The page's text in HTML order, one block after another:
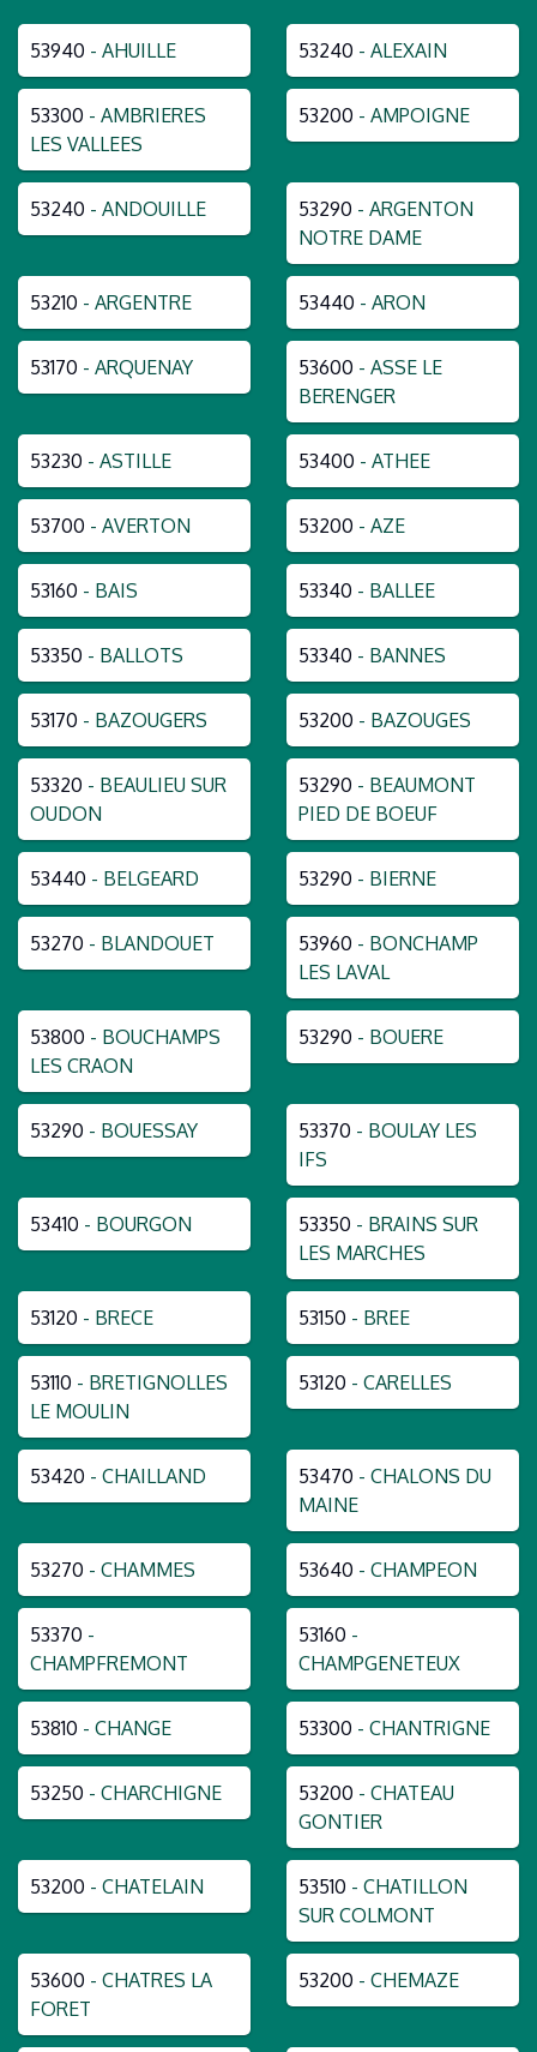
53940 - AHUILLE 53240 - ALEXAIN
53300 - AMBRIERES
LES VALLEES
53200 - AMPOIGNE
53240 - ANDOUILLE 53290 - ARGENTON
NOTRE DAME
53210 - ARGENTRE 53440 - ARON
53170 - ARQUENAY 53600 - ASSE LE
BERENGER
53230 - ASTILLE 53400 - ATHEE
53700 - AVERTON 53200 - AZE
53160 - BAIS 53340 - BALLEE
53350 - BALLOTS 53340 - BANNES
53170 - BAZOUGERS 53200 - BAZOUGES
53320 - BEAULIEU SUR
OUDON
53290 - BEAUMONT
PIED DE BOEUF
53440 - BELGEARD 53290 - BIERNE
53270 - BLANDOUET 53960 - BONCHAMP
LES LAVAL
53800 - BOUCHAMPS
LES CRAON
53290 - BOUERE
53290 - BOUESSAY 53370 - BOULAY LES
IFS
53410 - BOURGON 53350 - BRAINS SUR
LES MARCHES
53120 - BRECE 53150 - BREE
53110 - BRETIGNOLLES
LE MOULIN
53120 - CARELLES
53420 - CHAILLAND 53470 - CHALONS DU
MAINE
53270 - CHAMMES 53640 - CHAMPEON
53370 -
CHAMPFREMONT
53160 -
CHAMPGENETEUX
53810 - CHANGE 53300 - CHANTRIGNE
53250 - CHARCHIGNE 53200 - CHATEAU
GONTIER
53200 - CHATELAIN 53510 - CHATILLON
SUR COLMONT
53600 - CHATRES LA
FORET
53200 - CHEMAZE